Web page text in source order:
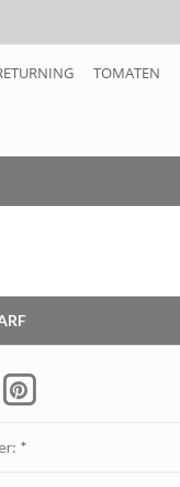
TOMATEN
*